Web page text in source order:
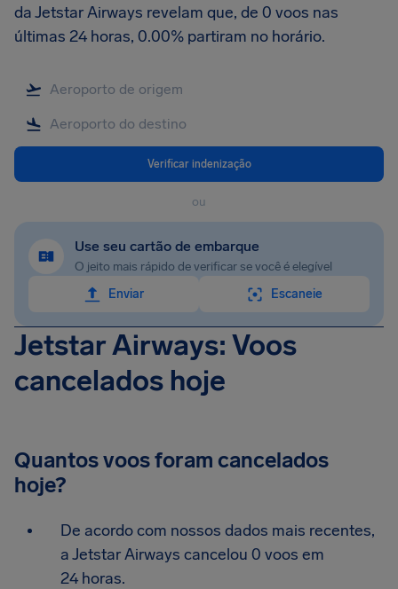
da Jetstar Airways revelam que, de 0 voos nas
últimas 24 horas, 0.00% partiram no horário.
Verificar indenização
ou
Use seu cartão de embarque
O jeito mais rápido de verificar se você é elegível
Enviar
Escaneie
Jetstar Airways: Voos
cancelados hoje
Quantos voos foram cancelados
hoje?
De acordo com nossos dados mais recentes,
a Jetstar Airways cancelou 0 voos em
24 horas.